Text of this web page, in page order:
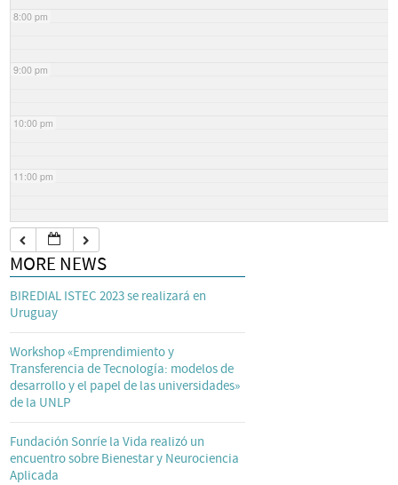
8:00 pm
9:00 pm
10:00 pm
11:00 pm
MORE NEWS
BIREDIAL ISTEC 2023 se realizará en
Uruguay
Workshop «Emprendimiento y
Transferencia de Tecnología: modelos de
desarrollo y el papel de las universidades»
de la UNLP
Fundación Sonríe la Vida realizó un
encuentro sobre Bienestar y Neurociencia
Aplicada